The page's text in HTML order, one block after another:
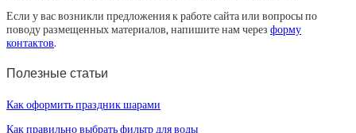
Если у вас возникли предложения к работе сайта или вопросы по
поводу размещенных материалов, напишите нам через форму
контактов.
Полезные статьи
Как оформить праздник шарами
Как правильно выбрать фильтр для воды